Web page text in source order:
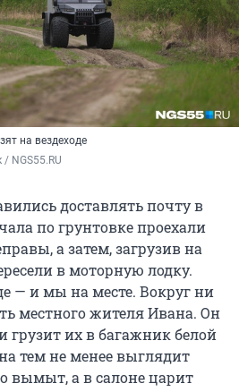
на вездеходе
NGS55.RU
доставлять почту в
по грунтовке проехали
а затем, загрузив на
в моторную лодку.
— и мы на месте. Вокруг ни
местного жителя Ивана. Он
грузит их в багажник белой
тем не менее выглядит
вымыт, а в салоне царит